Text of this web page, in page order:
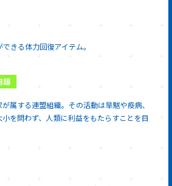
きる体力回復アイテム。
属する連盟組織。その活動は旱魃や疫病、
を問わず、人類に利益をもたらすことを目